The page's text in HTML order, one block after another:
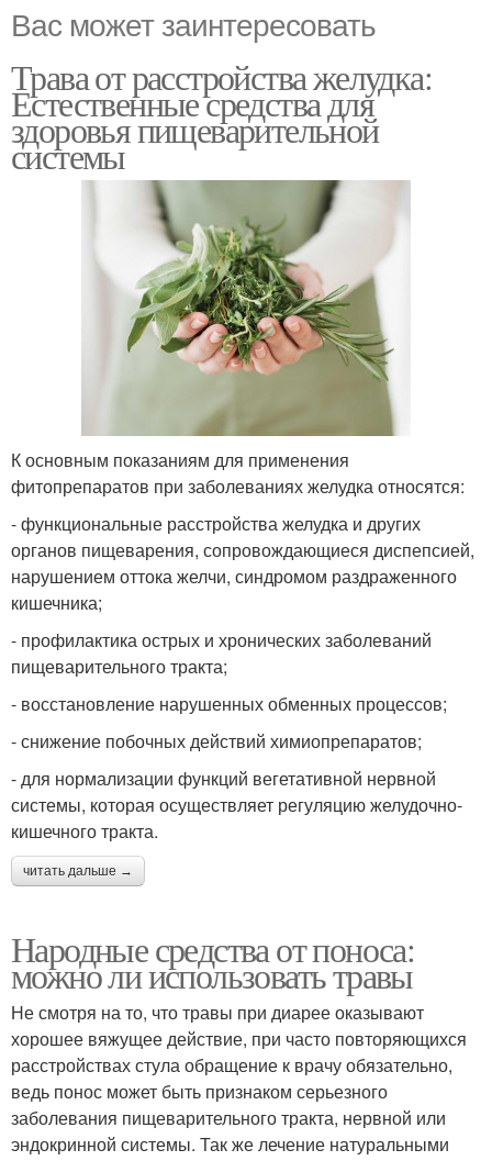
Вас может заинтересовать
Трава от расстройства желудка:
Естественные средства для
здоровья пищеварительной
системы
К основным показаниям для применения
фитопрепаратов при заболеваниях желудка относятся:
- функциональные расстройства желудка и других
органов пищеварения, сопровождающиеся диспепсией,
нарушением оттока желчи, синдромом раздраженного
кишечника;
- профилактика острых и хронических заболеваний
пищеварительного тракта;
- восстановление нарушенных обменных процессов;
- снижение побочных действий химиопрепаратов;
- для нормализации функций вегетативной нервной
системы, которая осуществляет регуляцию желудочно-
кишечного тракта.
читать дальше →
Народные средства от поноса:
можно ли использовать травы
Не смотря на то, что травы при диарее оказывают
хорошее вяжущее действие, при часто повторяющихся
расстройствах стула обращение к врачу обязательно,
ведь понос может быть признаком серьезного
заболевания пищеварительного тракта, нервной или
эндокринной системы. Так же лечение натуральными